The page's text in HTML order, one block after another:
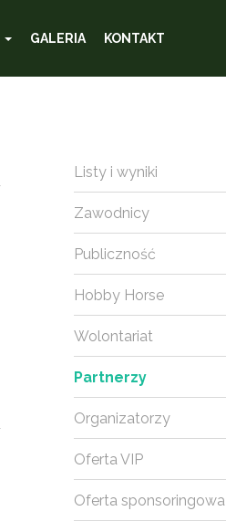
GALERIA KONTAKT
Listy i wyniki
Zawodnicy
Publiczność
Hobby Horse
Wolontariat
Partnerzy
Organizatorzy
Oferta VIP
Oferta sponsoringowa